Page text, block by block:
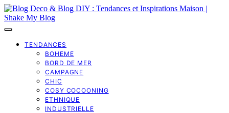
TENDANCES
BOHEME
BORD DE MER
CAMPAGNE
CHIC
COSY COCOONING
ETHNIQUE
INDUSTRIELLE